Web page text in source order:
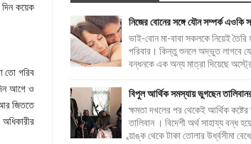
কয়েক
তো গরিব
আগে ও
জিততে
নিজের বোনের সঙ্গে যৌন সম্পর্ক এওকি
ভাই-বোন মা-বাবা সকলকে নিয়েই
পরিবার। কিন্তু শুনলে অদ্ভুত লাগবে
বন্ধনকে এক অন্য মাত্রা দিয়েছে
বিপুল আর্থিক সমস্যায় ভুগছেন
ক্ষমতা দখলের পর থেকেই আর্থিক
তালিবান । বিদেশী অর্থ সাহায্য বন্ধ
ব্য়াঙ্ক থেকে টাকা তোলার উর্ধ্বসীমা